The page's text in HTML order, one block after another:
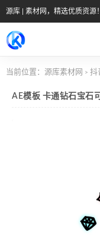
源库 | 素材网，精选优质资源
当前位置： 源库素材网 > 抖
AE模板 卡通钻石宝石